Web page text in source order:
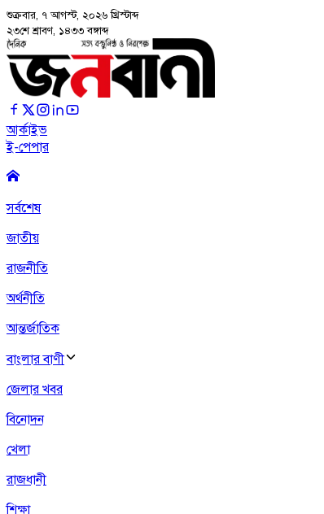
শুক্রবার, ৭ আগস্ট, ২০২৬ খ্রিস্টাব্দ
২৩শে শ্রাবণ, ১৪৩৩ বঙ্গাব্দ
আর্কাইভ
ই-পেপার
সর্বশেষ
জাতীয়
রাজনীতি
অর্থনীতি
আন্তর্জাতিক
বাংলার বাণী
জেলার খবর
বিনোদন
খেলা
রাজধানী
শিক্ষা